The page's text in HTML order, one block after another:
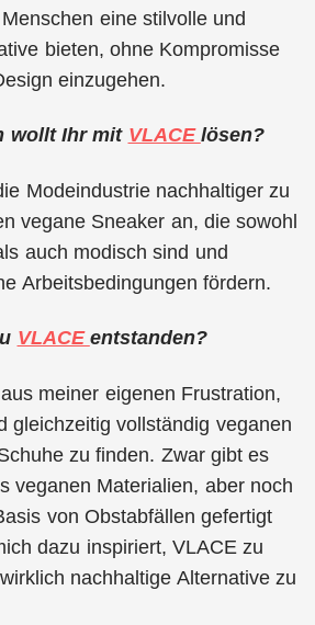
eine stilvolle und
bieten, ohne Kompromisse
einzugehen.
wollt Ihr mit VLACE lösen?
Modeindustrie nachhaltiger zu
vegane Sneaker an, die sowohl
auch modisch sind und
Arbeitsbedingungen fördern.
VLACE entstanden?
meiner eigenen Frustration,
gleichzeitig vollständig veganen
zu finden. Zwar gibt es
veganen Materialien, aber noch
von Obstabfällen gefertigt
dazu inspiriert, VLACE zu
nachhaltige Alternative zu